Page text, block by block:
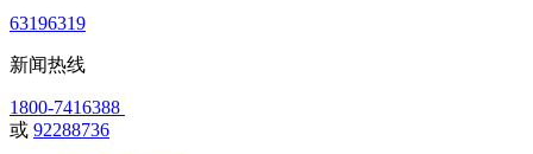
63196319
新闻热线
1800-7416388
或 92288736